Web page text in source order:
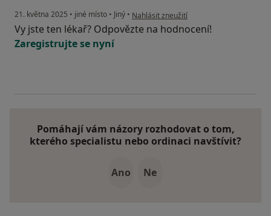
21. května 2025 • jiné místo • Jiný • podle názoru uživatele Martina
Nahlásit zneužití
Vy jste ten lékař? Odpovězte na hodnocení!
Zaregistrujte se nyní
Pomáhají vám názory rozhodovat o tom,
kterého specialistu nebo ordinaci navštívit?
Ano Ne